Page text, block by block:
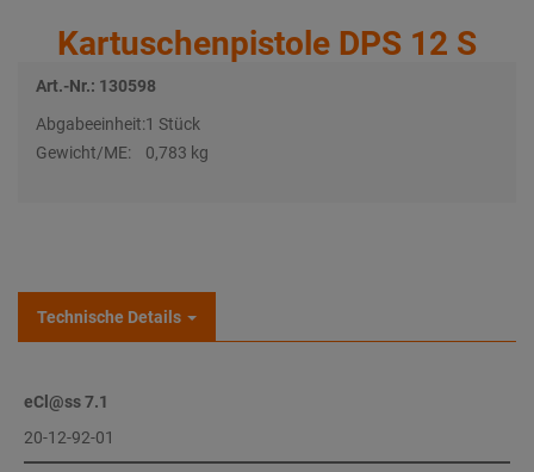
Kartuschenpistole DPS 12 S
Art.-Nr.: 130598
Abgabeeinheit:1 Stück
Gewicht/ME:
0,783 kg
Technische Details
eCl@ss 7.1
20-12-92-01